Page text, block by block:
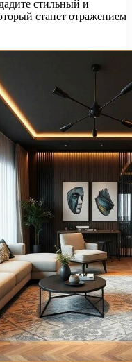
стильный и
станет отражением